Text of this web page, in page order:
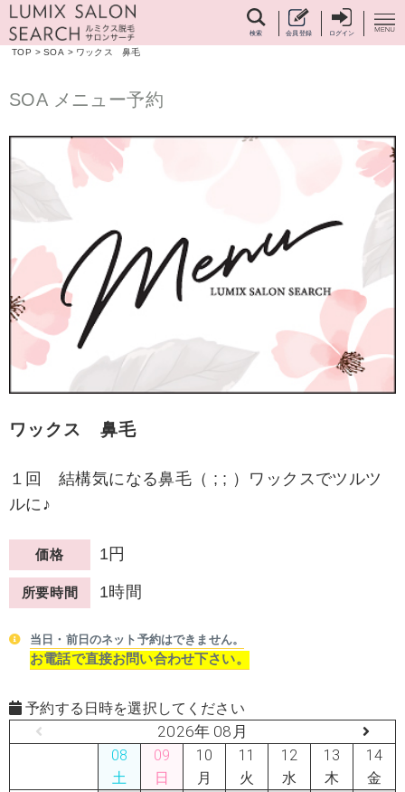
検索 会員登録 ログイン
TOP > SOA > ワックス 鼻毛
SOA メニュー予約
ワックス 鼻毛
１回 結構気になる鼻毛（ ; ; ）ワックスでツルツ
ルに♪
価格 1円
所要時間 1時間
当日・前日のネット予約はできません。
お電話で直接お問い合わせ下さい。
予約する日時を選択してください
2026年 08月
08
土
09
日
10
月
11
火
12
水
13
木
14
金